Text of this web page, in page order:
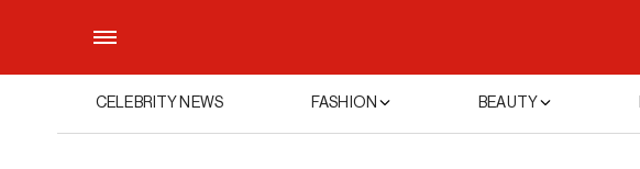
CELEBRITY NEWS FASHION BEAUTY